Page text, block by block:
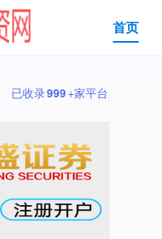
首页
已收录999+家平台